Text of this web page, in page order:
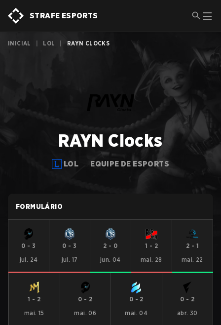
STRAFE ESPORTS
INICIAL LOL RAYN CLOCKS
RAYN Clocks
LOL EQUIPE DE ESPORTS
FORMULÁRIO
0 - 3
jul. 24
0 - 3
jul. 17
2 - 0
jun. 04
1 - 2
mai. 28
2 - 1
mai. 22
1 - 2
mai. 15
0 - 2
mai. 06
0 - 2
mai. 04
0 - 2
abr. 30